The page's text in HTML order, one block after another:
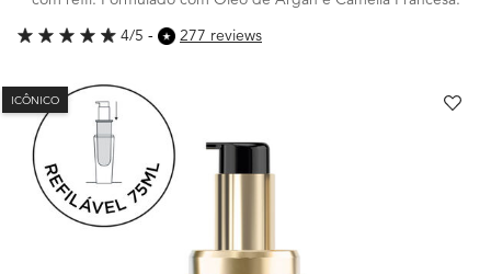
4/5
277 reviews
ICÔNICO